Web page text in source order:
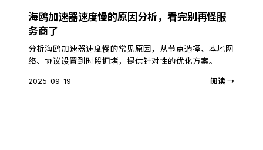
海鸥加速器速度慢的原因分析，看完别再怪服
务商了
分析海鸥加速器速度慢的常见原因，从节点选择、本地网
络、协议设置到时段拥堵，提供针对性的优化方案。
2025-09-19 阅读 →